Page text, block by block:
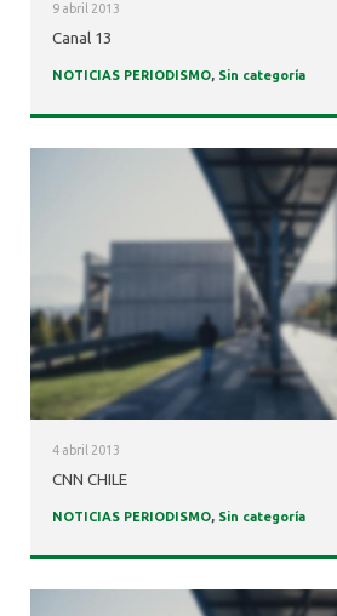
9 abril 2013
Canal 13
NOTICIAS PERIODISMO, Sin categoría
4 abril 2013
CNN CHILE
NOTICIAS PERIODISMO, Sin categoría